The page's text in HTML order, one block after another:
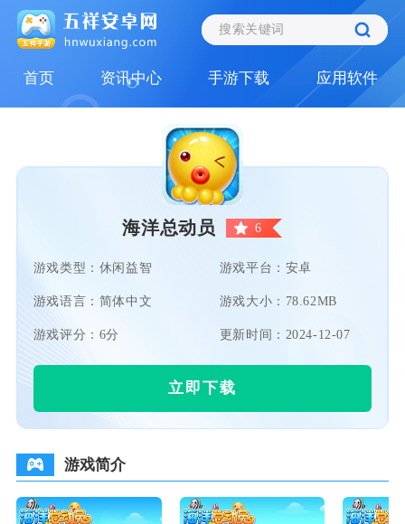
首页 资讯中心 手游下载 应用软件
海洋总动员 6
游戏类型：休闲益智 游戏平台：安卓
游戏语言：简体中文 游戏大小：78.62MB
游戏评分：6分 更新时间：2024-12-07
立即下载
游戏简介